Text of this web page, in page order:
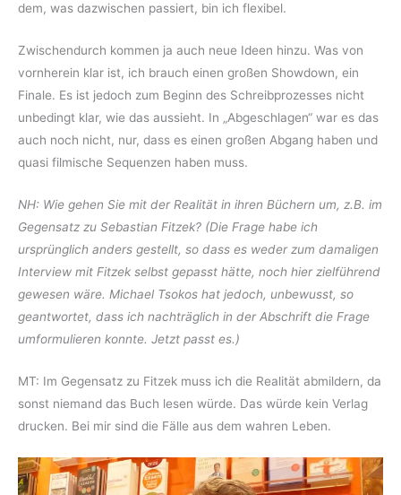
dem, was dazwischen passiert, bin ich flexibel.
Zwischendurch kommen ja auch neue Ideen hinzu. Was von
vornherein klar ist, ich brauch einen großen Showdown, ein
Finale. Es ist jedoch zum Beginn des Schreibprozesses nicht
unbedingt klar, wie das aussieht. In „Abgeschlagen“ war es das
auch noch nicht, nur, dass es einen großen Abgang haben und
quasi filmische Sequenzen haben muss.
NH: Wie gehen Sie mit der Realität in ihren Büchern um, z.B. im
Gegensatz zu Sebastian Fitzek? (Die Frage habe ich
ursprünglich anders gestellt, so dass es weder zum damaligen
Interview mit Fitzek selbst gepasst hätte, noch hier zielführend
gewesen wäre. Michael Tsokos hat jedoch, unbewusst, so
geantwortet, dass ich nachträglich in der Abschrift die Frage
umformulieren konnte. Jetzt passt es.)
MT: Im Gegensatz zu Fitzek muss ich die Realität abmildern, da
sonst niemand das Buch lesen würde. Das würde kein Verlag
drucken. Bei mir sind die Fälle aus dem wahren Leben.